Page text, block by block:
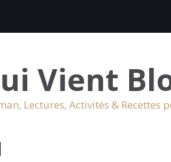
Vient
Lectures, Activités & Recettes